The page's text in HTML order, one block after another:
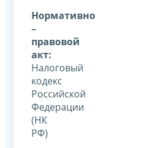
Нормативно
–
правовой
акт:
Налоговый
кодекс
Российской
Федерации
(НК
РФ)